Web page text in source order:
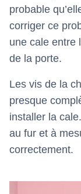
probable
corriger ce
une cale entre
de la porte.
Les vis de la
presque
installer la
au fur et à
correctement.